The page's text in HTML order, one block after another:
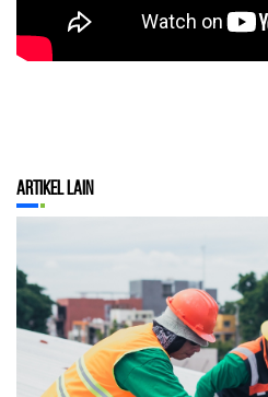
Artikel Lain